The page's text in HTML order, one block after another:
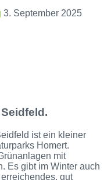
3. September 2025
ist ein kleiner
Homert.
mit
Es gibt im Winter auch
gut